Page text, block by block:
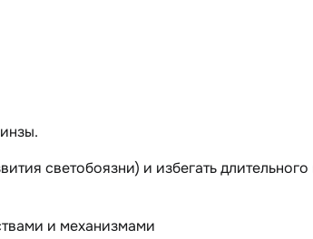
светобоязни) и избегать длительного
и механизмами